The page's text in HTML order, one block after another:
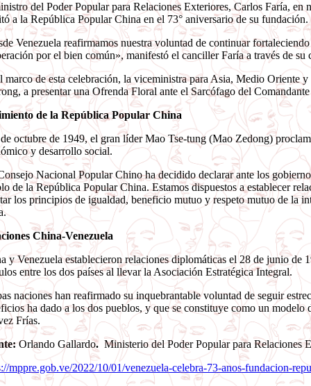
del Poder Popular para Relaciones Exteriores, Carlos Faría,
a la República Popular China en el 73° aniversario de su fundación.
Venezuela reafirmamos nuestra voluntad de continuar
por el bien común», manifestó el canciller Faría a través de
marco de esta celebración, la viceministra para Asia, Medio Oriente
a presentar una Ofrenda Floral ante el Sarcófago del
de la República Popular China
octubre de 1949, el gran líder Mao Tse-tung (Mao Zedong)
y desarrollo social.
Nacional Popular Chino ha decidido declarar ante los
de la República Popular China. Estamos dispuestos a establecer
los principios de igualdad, beneficio mutuo y respeto mutuo de la
China-Venezuela
y Venezuela establecieron relaciones diplomáticas el 28 de junio
entre los dos países al llevar la Asociación Estratégica Integral.
naciones han reafirmado su inquebrantable voluntad de seguir
ha dado a los dos pueblos, y que se constituye como un
Frías.
Orlando Gallardo. Ministerio del Poder Popular para Relaciones
mppre.gob.ve/2022/10/01/venezuela-celebra-73-anos-fundacion-